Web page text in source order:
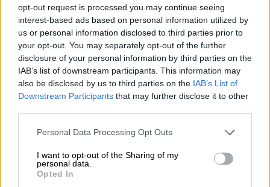
opt-out request is processed you may continue seeing
interest-based ads based on personal information utilized by
us or personal information disclosed to third parties prior to
your opt-out. You may separately opt-out of the further
disclosure of your personal information by third parties on the
IAB’s list of downstream participants. This information may
also be disclosed by us to third parties on the IAB’s List of
Downstream Participants that may further disclose it to other
Please note that this website/app uses one or more Google
not limited to your visit or usage behaviour. You may click to
grant or deny consent to Google and its third-party tags to
use your data for below specified purposes in below Google
Personal Data Processing Opt Outs
I want to opt-out of the Sharing of my
personal data.
Opted In
ΔΙΑΒΑΣΤΕ ΕΠΙΣΗΣ
Ελλάδα|17.12.2025 09:51
«Ψυχρολουσία» για τους αγρότες:
Αντί να λάβουν την ενίσχυση, ο ΕΛΓΑ
τους πήρε τα χρήματα πίσω - Το
υπουργείο «τα ρίχνει» σε εργαζόμενο
Το χρονικό